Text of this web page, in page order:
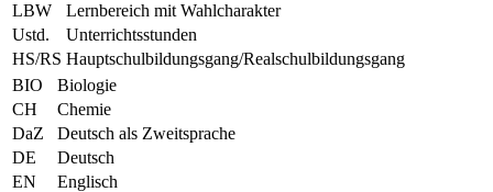
LBW
Lernbereich mit Wahlcharakter
Ustd.
Unterrichtsstunden
HS/RS Hauptschulbildungsgang/Realschulbildungsgang
BIO
Biologie
CH
Chemie
DaZ
Deutsch als Zweitsprache
DE
Deutsch
EN
Englisch